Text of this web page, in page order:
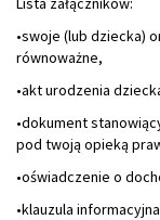
•swoje (lub dziecka)
równoważne,
•akt urodzenia
•dokument
pod twoją opieką
•oświadczenie o
•klauzula